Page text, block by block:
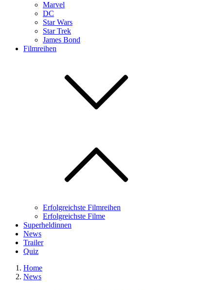
Marvel
DC
Star Wars
Star Trek
James Bond
Filmreihen
Erfolgreichste Filmreihen
Erfolgreichste Filme
Superheldinnen
News
Trailer
Quiz
Home
News